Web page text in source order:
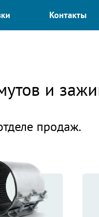
Контакты
и
продаж.